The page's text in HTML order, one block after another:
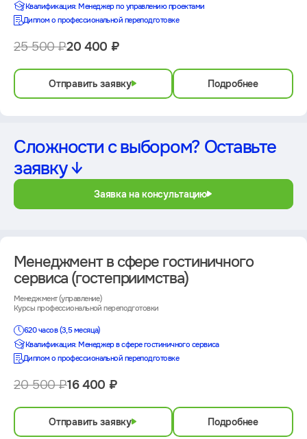
Квалификация: Менеджер по управлению проектами
Диплом о профессиональной переподготовке
25 500 ₽20 400 ₽
Отправить заявку Подробнее
Сложности с выбором? Оставьте
заявку ↓
Заявка на консультацию
Менеджмент в сфере гостиничного
сервиса (гостеприимства)
Менеджмент (управление)
Курсы профессиональной переподготовки
620 часов (3,5 месяца)
Квалификация: Менеджер в сфере гостиничного сервиса
Диплом о профессиональной переподготовке
20 500 ₽16 400 ₽
Отправить заявку Подробнее